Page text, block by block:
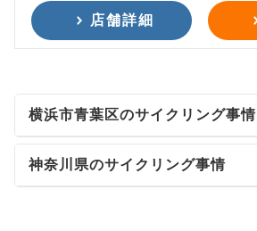
店舗詳細
横浜市青葉区のサイクリング事情
神奈川県のサイクリング事情